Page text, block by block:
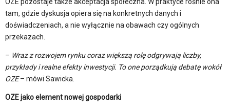
tam, gdzie dyskusja opiera się na konkretnych danych i
doświadczeniach, a nie wyłącznie na obawach czy ogólnych
przekazach.
– Wraz z rozwojem rynku coraz większą rolę odgrywają liczby,
przykłady i realne efekty inwestycji. To one porządkują debatę wokół
OZE– mówi Sawicka.
OZE jako element nowej gospodarki